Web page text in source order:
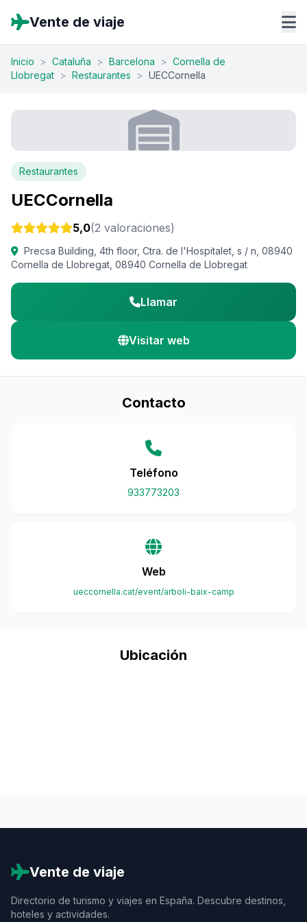
Vente de viaje
Inicio > Cataluña > Barcelona > Cornella de
Llobregat > Restaurantes > UECCornella
Restaurantes
UECCornella
5,0(2 valoraciones)
Precsa Building, 4th floor, Ctra. de l'Hospitalet, s / n, 08940
Cornella de Llobregat, 08940 Cornella de Llobregat
Llamar
Visitar web
Contacto
Teléfono
933773203
Web
ueccornella.cat/event/arboli-baix-camp
Ubicación
Vente de viaje
Directorio de turismo y viajes en España. Descubre destinos,
hoteles y actividades.